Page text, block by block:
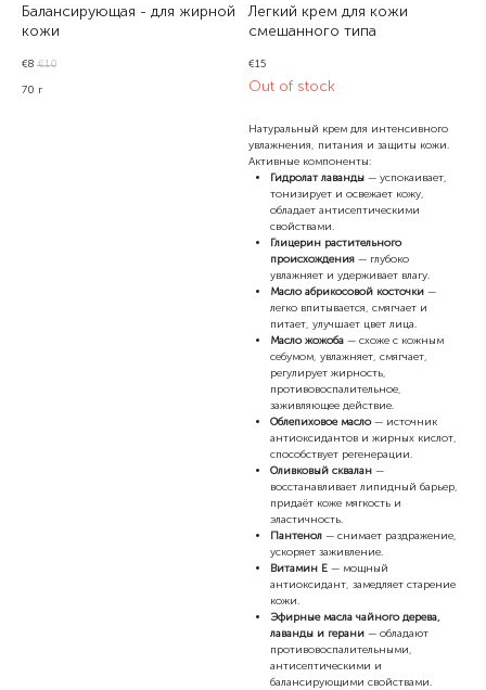
Балансирующая - для жирной
кожи
€8 €10
70 г
Легкий крем для кожи
смешанного типа
€15
Out of stock
Натуральный крем для интенсивного
увлажнения, питания и защиты кожи.
Активные компоненты:
Гидролат лаванды — успокаивает,
тонизирует и освежает кожу,
обладает антисептическими
свойствами.
Глицерин растительного
происхождения — глубоко
увлажняет и удерживает влагу.
Масло абрикосовой косточки —
легко впитывается, смягчает и
питает, улучшает цвет лица.
Масло жожоба — схоже с кожным
себумом, увлажняет, смягчает,
регулирует жирность,
противовоспалительное,
заживляющее действие.
Облепиховое масло— источник
антиоксидантов и жирных кислот,
способствует регенерации.
Оливковый сквалан —
восстанавливает липидный барьер,
придаёт коже мягкость и
эластичность.
Пантенол — снимает раздражение,
ускоряет заживление.
Витамин Е — мощный
антиоксидант, замедляет старение
кожи.
Эфирные масла чайного дерева,
лаванды и герани — обладают
противовоспалительными,
антисептическими и
балансирующими свойствами.